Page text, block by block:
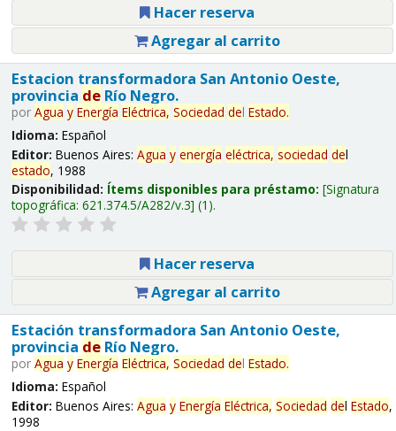
Hacer reserva
Agregar al carrito
Estacion transformadora San Antonio Oeste,
provincia deRío Negro.
por Agua y Energía Eléctrica, Sociedad del Estado.
Idioma: Español
Editor: Buenos Aires: Agua y energía eléctrica, sociedad del
estado, 1988
Disponibilidad: Ítems disponibles para préstamo: Signatura
topográfica: 621.374.5/A282/v.3 (1).
Hacer reserva
Agregar al carrito
Estación transformadora San Antonio Oeste,
provincia deRío Negro.
por Agua y Energía Eléctrica, Sociedad del Estado.
Idioma: Español
Editor: Buenos Aires: Agua y Energía Eléctrica, Sociedad del Estado,
1998